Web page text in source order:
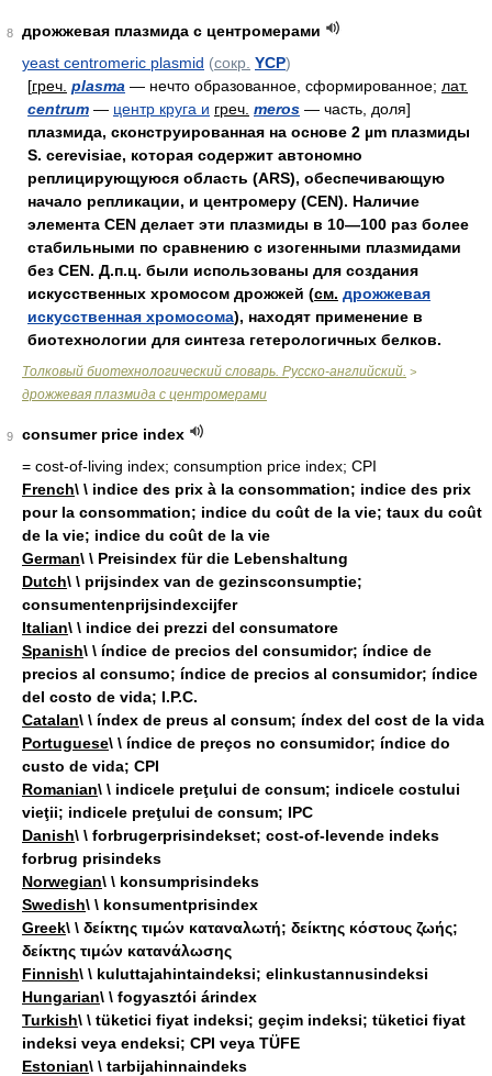
8
дрожжевая плазмида с центромерами
yeast centromeric plasmid (сокр. YCP)
[греч. plasma — нечто образованное, сформированное; лат.
centrum — центр круга и греч. meros — часть, доля]
плазмида, сконструированная на основе 2 µm плазмиды
S. cerevisiae, которая содержит автономно
реплицирующуюся область (ARS), обеспечивающую
начало репликации, и центромеру (CEN). Наличие
элемента CEN делает эти плазмиды в 10—100 раз более
стабильными по сравнению с изогенными плазмидами
без CEN. Д.п.ц. были использованы для создания
искусственных хромосом дрожжей (см. дрожжевая
искусственная хромосома), находят применение в
биотехнологии для синтеза гетерологичных белков.
Толковый биотехнологический словарь. Русско-английский. >
дрожжевая плазмида с центромерами
9
consumer price index
= cost-of-living index; consumption price index; CPI
French\ \ indice des prix à la consommation; indice des prix
pour la consommation; indice du coût de la vie; taux du coût
de la vie; indice du coût de la vie
German\ \ Preisindex für die Lebenshaltung
Dutch\ \ prijsindex van de gezinsconsumptie;
consumentenprijsindexcijfer
Italian\ \ indice dei prezzi del consumatore
Spanish\ \ índice de precios del consumidor; índice de
precios al consumo; índice de precios al consumidor; índice
del costo de vida; I.P.C.
Catalan\ \ índex de preus al consum; índex del cost de la vida
Portuguese\ \ índice de preços no consumidor; índice do
custo de vida; CPI
Romanian\ \ indicele preţului de consum; indicele costului
vieţii; indicele preţului de consum; IPC
Danish\ \ forbrugerprisindekset; cost-of-levende indeks
forbrug prisindeks
Norwegian\ \ konsumprisindeks
Swedish\ \ konsumentprisindex
Greek\ \ δείκτης τιμών καταναλωτή; δείκτης κόστους ζωής;
δείκτης τιμών κατανάλωσης
Finnish\ \ kuluttajahintaindeksi; elinkustannusindeksi
Hungarian\ \ fogyasztói árindex
Turkish\ \ tüketici fiyat indeksi; geçim indeksi; tüketici fiyat
indeksi veya endeksi; CPI veya TÜFE
Estonian\ \ tarbijahinnaindeks